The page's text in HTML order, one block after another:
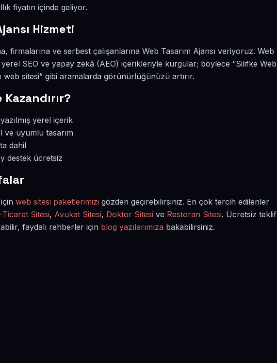
fiyatın içinde geliyor.
Hizmeti
firmalarına ve serbest çalışanlarına Web Tasarım Ajansı veriyoruz. Web
SEO ve yapay zekâ (AEO) içerikleriyle kurgular; böylece “Silifke Web
web sitesi” gibi aramalarda görünürlüğünüzü artırır.
yerel içerik
ve uyumlu tasarım
dahil
destek ücretsiz
web sitesi paketlerimizi gözden geçirebilirsiniz. En çok tercih edilenler
Ticaret Sitesi, Avukat Sitesi, Doktor Sitesi ve Restoran Sitesi. Ücretsiz teklif
faydalı rehberler için blog yazılarımıza bakabilirsiniz.